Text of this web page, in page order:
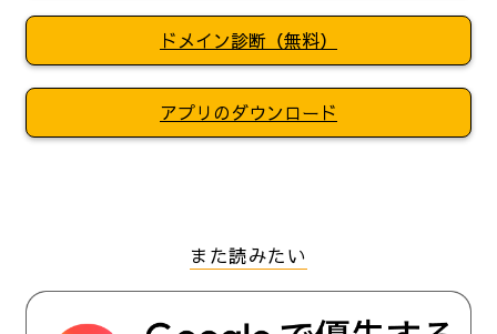
ドメイン診断（無料）
アプリのダウンロード
また読みたい